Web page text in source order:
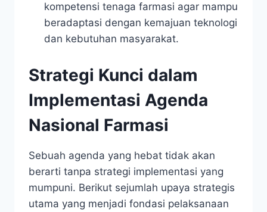
kompetensi tenaga farmasi agar mampu
beradaptasi dengan kemajuan teknologi
dan kebutuhan masyarakat.
Strategi Kunci dalam
Implementasi Agenda
Nasional Farmasi
Sebuah agenda yang hebat tidak akan
berarti tanpa strategi implementasi yang
mumpuni. Berikut sejumlah upaya strategis
utama yang menjadi fondasi pelaksanaan